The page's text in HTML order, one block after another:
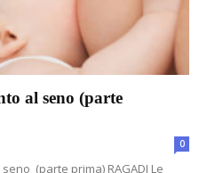
al seno (parte
0
(parte prima) RAGADI Le